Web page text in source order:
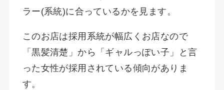
ラー(系統)に合っているかを見ます。
このお店は採用系統が幅広くお店なので
「黒髪清楚」から「ギャルっぽい子」と言
った女性が採用されている傾向がありま
す。